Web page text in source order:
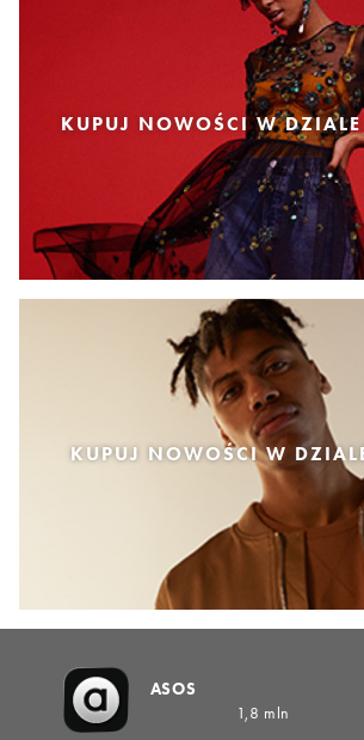
KUPUJ NOWOŚCI W
KUPUJ NOWOŚCI W
ASOS
1,8 mln